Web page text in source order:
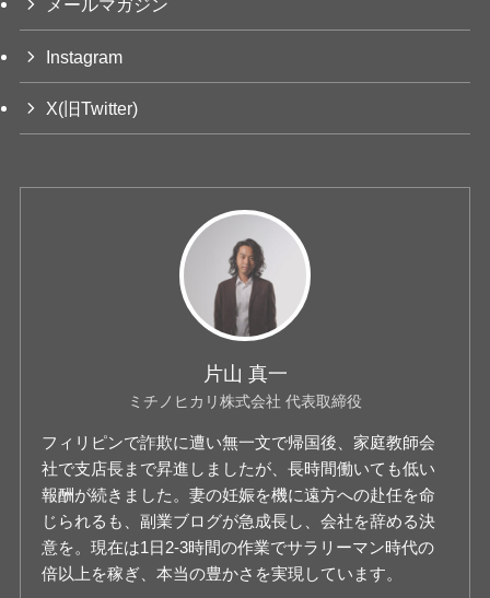
メールマガジン
Instagram
X(旧Twitter)
片山 真一
ミチノヒカリ株式会社 代表取締役
フィリピンで詐欺に遭い無一文で帰国後、家庭教師会
社で支店長まで昇進しましたが、長時間働いても低い
報酬が続きました。妻の妊娠を機に遠方への赴任を命
じられるも、副業ブログが急成長し、会社を辞める決
意を。現在は1日2-3時間の作業でサラリーマン時代の
倍以上を稼ぎ、本当の豊かさを実現しています。